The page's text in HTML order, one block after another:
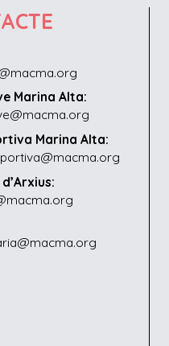
Marina Alta:
Marina Alta: